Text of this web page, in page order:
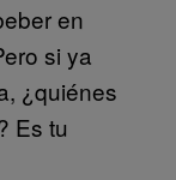
en
si ya
¿quiénes
Es tu